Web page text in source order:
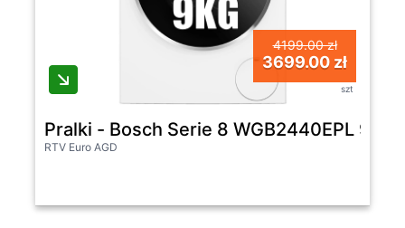
4199.00 zł
3699.00 zł
szt
Pralki - Bosch Serie 8 WGB2440EPL
RTV Euro AGD